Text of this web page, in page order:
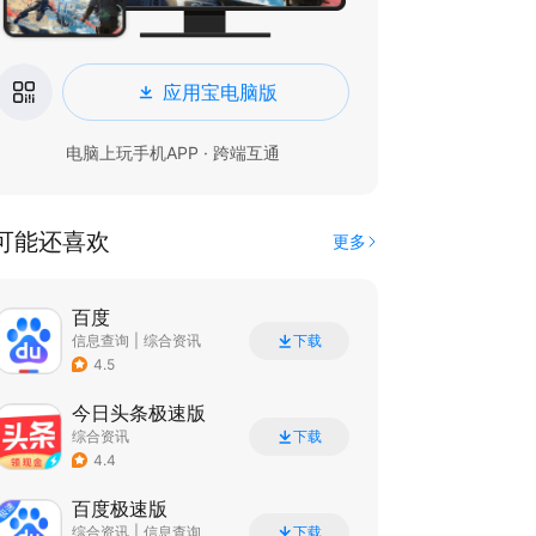
应用宝电脑版
电脑上玩手机APP · 跨端互通
能还喜欢 更多
百度
信息查询
综合资讯
4.5
下载
今日头条极速版
综合资讯
4.4
下载
百度极速版
综合资讯 信息查询 下载